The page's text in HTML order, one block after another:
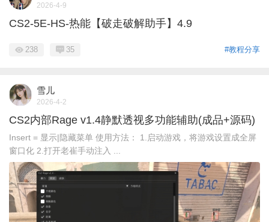
2026-4-9
CS2-5E-HS-热能【破走破解助手】4.9
#教程分享
238 35
雪儿
2026-4-2
CS2内部Rage v1.4静默透视多功能辅助(成品+源码)
Insert = 显示|隐藏菜单 使用方法： 1.启动游戏，将游戏设置成全屏
窗口化 2.打开老崔手动注入 ...